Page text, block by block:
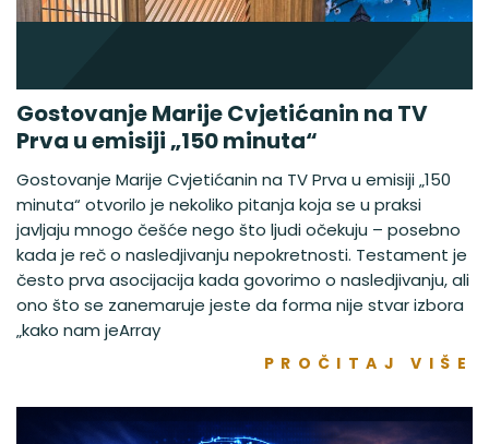
Gostovanje Marije Cvjetićanin na TV
Prva u emisiji „150 minuta“
Gostovanje Marije Cvjetićanin na TV Prva u emisiji „150
minuta“ otvorilo je nekoliko pitanja koja se u praksi
javljaju mnogo češće nego što ljudi očekuju – posebno
kada je reč o nasledjivanju nepokretnosti. Testament je
često prva asocijacija kada govorimo o nasledjivanju, ali
ono što se zanemaruje jeste da forma nije stvar izbora
„kako nam jeArray
PROČITAJ VIŠE